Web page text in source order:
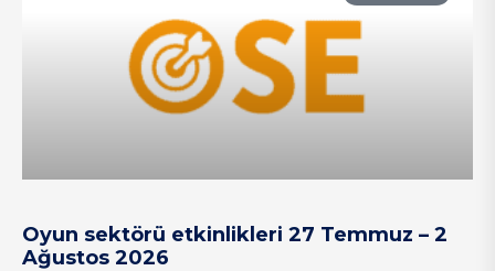
Oyun sektörü etkinlikleri 27 Temmuz – 2
Ağustos 2026